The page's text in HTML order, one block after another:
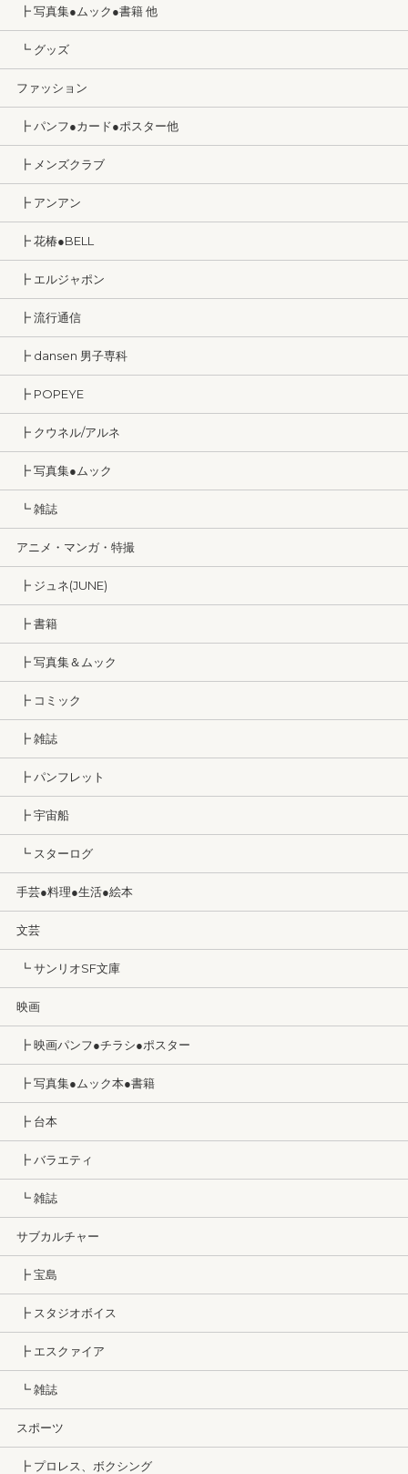
┣ 写真集●ムック●書籍 他
┗ グッズ
ファッション
┣ パンフ●カード●ポスター他
┣ メンズクラブ
┣ アンアン
┣ 花椿●BELL
┣ エルジャポン
┣ 流行通信
┣ dansen 男子専科
┣ POPEYE
┣ クウネル/アルネ
┣ 写真集●ムック
┗ 雑誌
アニメ・マンガ・特撮
┣ ジュネ(JUNE)
┣ 書籍
┣ 写真集＆ムック
┣ コミック
┣ 雑誌
┣ パンフレット
┣ 宇宙船
┗ スターログ
手芸●料理●生活●絵本
文芸
┗ サンリオSF文庫
映画
┣ 映画パンフ●チラシ●ポスター
┣ 写真集●ムック本●書籍
┣ 台本
┣ バラエティ
┗ 雑誌
サブカルチャー
┣ 宝島
┣ スタジオボイス
┣ エスクァイア
┗ 雑誌
スポーツ
┣ プロレス、ボクシング